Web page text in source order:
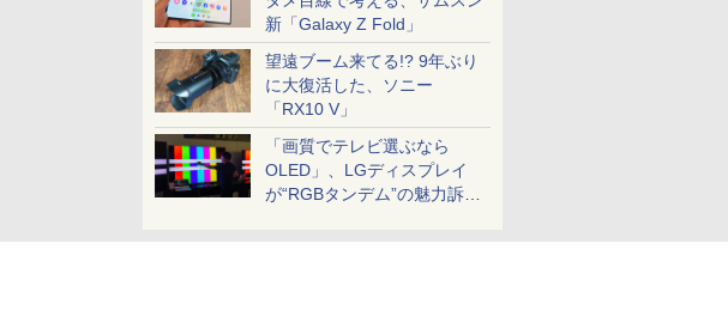
新「Galaxy Z Fold」
望遠ブーム来てる!? 9年ぶり
に大復活した、ソニー
「RX10 V」
「画質でテレビ選ぶなら
OLED」、LGディスプレイ
が“RGBタンデム”の魅力訴